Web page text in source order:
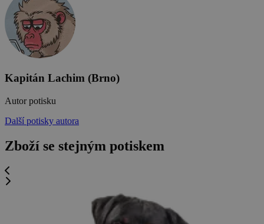
Kapitán Lachim (Brno)
Autor potisku
Další potisky autora
Zboží se stejným potiskem